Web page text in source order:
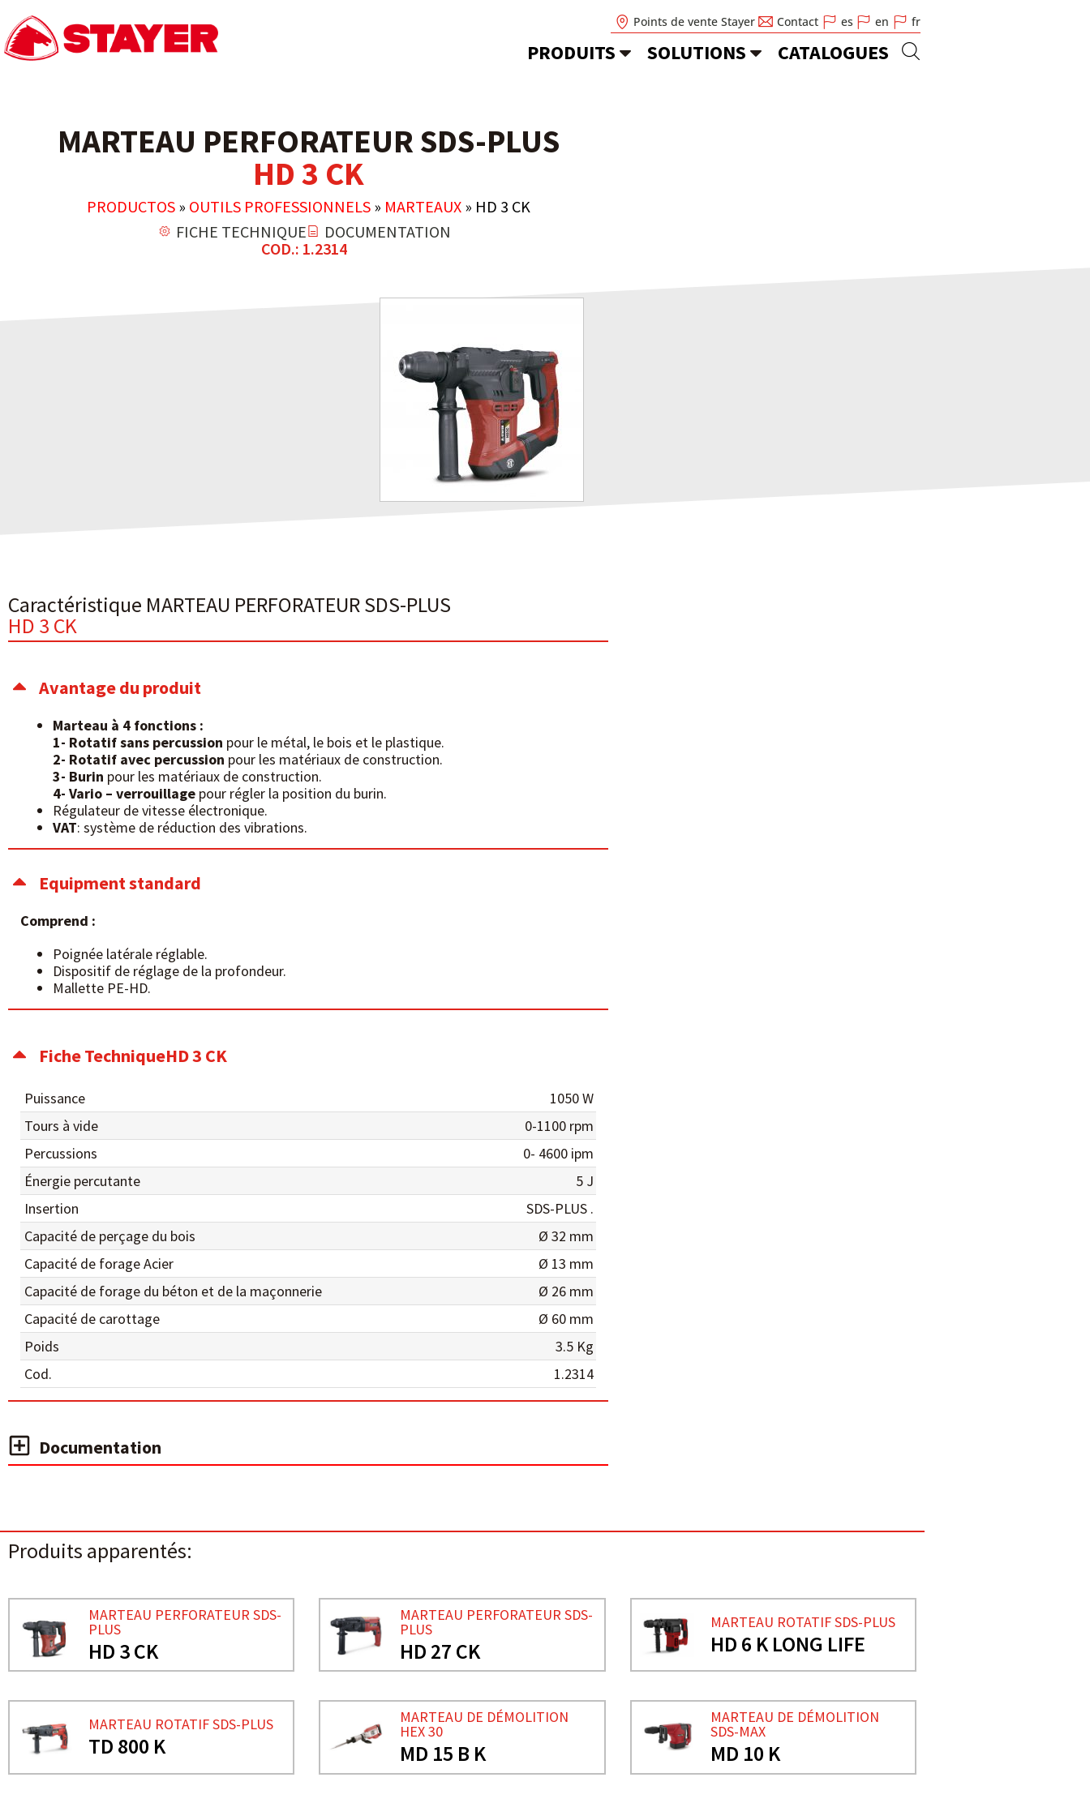
Points de vente Stayer Contact es en fr
PRODUITS SOLUTIONS CATALOGUES
MARTEAU PERFORATEUR SDS-PLUS
HD 3 CK
PRODUCTOS» OUTILS PROFESSIONNELS» MARTEAUX» HD 3 CK
FICHE TECHNIQUE
DOCUMENTATION
COD.: 1.2314
Caractéristique MARTEAU PERFORATEUR SDS-PLUS
HD 3 CK
Avantage du produit
Marteau à 4 fonctions :
1- Rotatif sans percussion pour le métal, le bois et le plastique.
2- Rotatif avec percussion pour les matériaux de construction.
3- Burin pour les matériaux de construction.
4- Vario – verrouillage pour régler la position du burin.
Régulateur de vitesse électronique.
VAT: système de réduction des vibrations.
Equipment standard
Comprend :
Poignée latérale réglable.
Dispositif de réglage de la profondeur.
Mallette PE-HD.
Fiche TechniqueHD 3 CK
Puissance
1050 W
Tours à vide
0-1100 rpm
Percussions
0- 4600 ipm
Énergie percutante
5 J
Insertion
SDS-PLUS .
Capacité de perçage du bois
Ø 32 mm
Capacité de forage Acier
Ø 13 mm
Capacité de forage du béton et de la maçonnerie
Ø 26 mm
Capacité de carottage
Ø 60 mm
Poids
3.5 Kg
Cod.
1.2314
Documentation
Produits apparentés:
MARTEAU PERFORATEUR SDS-
PLUS
HD 3 CK
MARTEAU PERFORATEUR SDS-
PLUS
HD 27 CK
MARTEAU ROTATIF SDS-PLUS
HD 6 K LONG LIFE
MARTEAU ROTATIF SDS-PLUS
TD 800 K
MARTEAU DE DÉMOLITION
HEX 30
MD 15 B K
MARTEAU DE DÉMOLITION
SDS-MAX
MD 10 K